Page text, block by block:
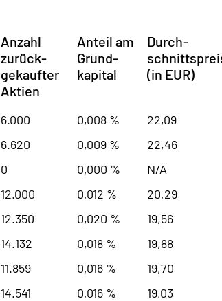
Anzahl
zurück­
gekauf­ter
Aktien
Anteil am
Grund­
kapital
Durch­
(in EUR)
6.000 0,008 % 22,09
6.620 0,009 % 22,46
0 0,000 % N/A
12.000 0,012 % 20,29
12.350 0,020 % 19,56
14.132 0,018 % 19,88
11.859 0,016 % 19,70
14.541 0,016 % 19,03